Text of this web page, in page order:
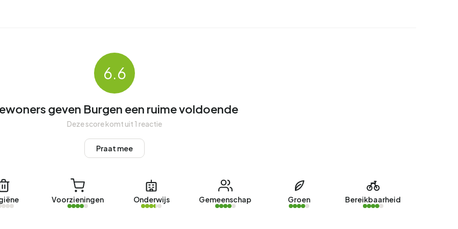
Burgen was afgelopen jaar €386.370. Dit is 23% hoger
gemiddelde vraagprijs per m² perceel is €4.493.
Dukatenburg 70-1aangeboden door
zijn er 31 woningen verhuurd in Burgen. Een aanbod werd
was afgelopen jaar €1.635 per maand. Per m²
6.6
geven Burgen een ruime voldoende
Deze score komt uit 1 reactie
Praat mee
Voorzieningen Onderwijs Gemeenschap Groen Bereikbaarheid